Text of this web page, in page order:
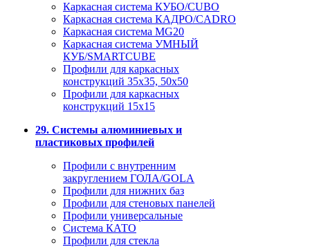
Каркасная система КУБО/CUBO
Каркасная система КАДРО/CADRO
Каркасная система MG20
Каркасная система УМНЫЙ
КУБ/SMARTCUBE
Профили для каркасных
конструкций 35x35, 50x50
Профили для каркасных
конструкций 15х15
29. Системы алюминиевых и
пластиковых профилей
Профили с внутренним
закруглением ГОЛА/GOLA
Профили для нижних баз
Профили для стеновых панелей
Профили универсальные
Система КАТО
Профили для стекла